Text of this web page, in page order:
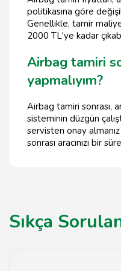
politikasına göre
Genellikle, tamir
2000 TL'ye kadar
Airbag tamiri
yapmalıyım?
Airbag tamiri sonrası,
sisteminin düzgün
servisten onay
sonrası aracınızı bir
Sıkça